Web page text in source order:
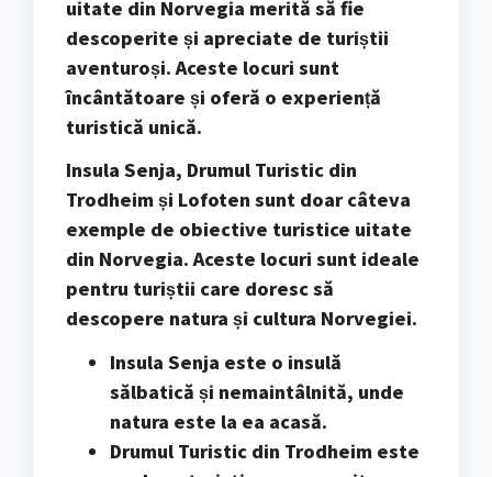
uitate din Norvegia merită să fie
descoperite și apreciate de turiștii
aventuroși. Aceste locuri sunt
încântătoare și oferă o experiență
turistică unică.
Insula Senja, Drumul Turistic din
Trodheim și Lofoten sunt doar câteva
exemple de obiective turistice uitate
din Norvegia. Aceste locuri sunt ideale
pentru turiștii care doresc să
descopere natura și cultura Norvegiei.
Insula Senja este o insulă
sălbatică și nemaintâlnită, unde
natura este la ea acasă.
Drumul Turistic din Trodheim este